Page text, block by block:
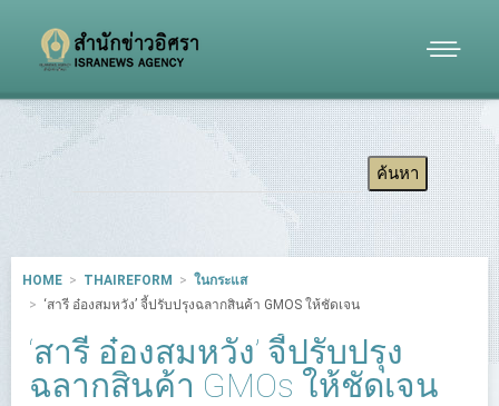
HOME THAIREFORM
ในกระแส
‘สารี อ๋องสมหวัง’ จี้ปรับปรุงฉลากสินค้า GMOS ให้ชัดเจน
‘สารี อ๋องสมหวัง’ จี้ปรับปรุง
ฉลากสินค้า GMOs ให้ชัดเจน